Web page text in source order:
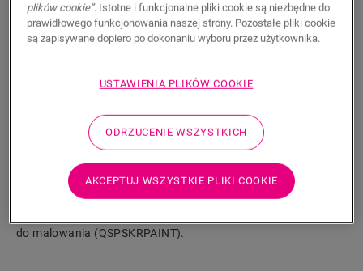
WYSZUKAJ
podłogi. Praktyczne rowki na kable z tyłu. Listwę
przypodłogową można łatwo zamontować za pomocą
naszego kleju One4All lub szyny. Do łączenia wielu listew
należy użyć kołków NEPLUG (nie zawarto w zestawie).
Sprawdzą się one nawet w narożnikach. Aby uzyskać
wodoszczelne wykończenie, zalecamy połączenie z paskami
do malowania (QSPSKRPAINT).
plików cookie”. Istotne i funkcjonalne pliki cookie są niezbędne do
prawidłowego funkcjonowania naszej strony. Pozostałe pliki cookie
są zapisywane dopiero po dokonaniu wyboru przez użytkownika.
USTAWIENIA PLIKÓW COOKIE
ODRZUCENIE WSZYSTKICH
AKCEPTUJ WSZYSTKIE PLIKI COOKIE